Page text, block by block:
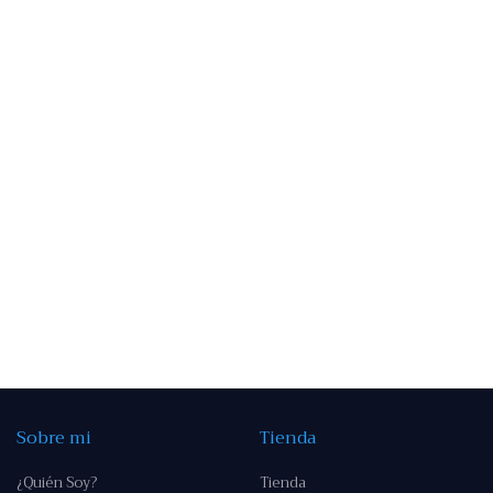
Sobre mi
¿Quién Soy?
Tienda
Tienda